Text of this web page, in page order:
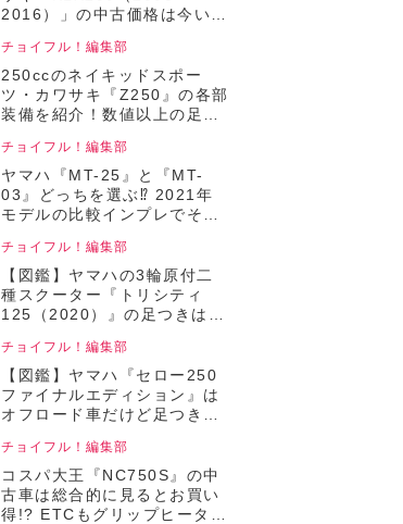
2016）」の中古価格は今いく
ごろな価格で狙えるか
も……！【チョイフル！おす
すめ中古バイク価格リサーチ
／22025年8月版】
チョイフル！編集部
250ccのネイキッドスポー
ツ・カワサキ『Z250』の各部
装備を紹介！数値以上の足つ
中古バイク選びの参考書／
KAWASAKI Z250（2019）】
チョイフル！編集部
ヤマハ『MT-25』と『MT-
03』どっちを選ぶ⁉ 2021年
モデルの比較インプレでそれ
【チョイフル！中古バイク選
びの参考書／YAMAHA MT-
25 ABS / MT-03
ABS（2021）】
チョイフル！編集部
【図鑑】ヤマハの3輪原付二
種スクーター『トリシティ
125（2020）』の足つきは？
【チョイフル！中古バイク選
びの参考書／YAMAHA
TRICITY125（2020）】
チョイフル！編集部
【図鑑】ヤマハ『セロー250
ファイナルエディション』は
オフロード車だけど足つき性
する成熟した各部装備も魅
力！【チョイフル！中古バイ
ク選びの参考書／YAMAHA
SERROW Final
チョイフル！編集部
コスパ大王『NC750S』の中
古車は総合的に見るとお買い
得!? ETCもグリップヒーター